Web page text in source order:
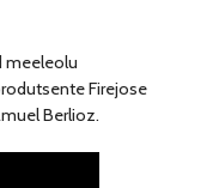
meeleolu
Firejose
Berlioz.